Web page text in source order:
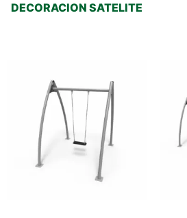
DECORACION SATELITE